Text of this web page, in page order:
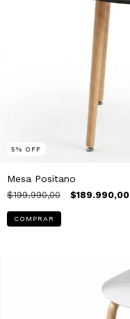
5% OFF
Mesa Positano
$199.990,00 $189.990,00